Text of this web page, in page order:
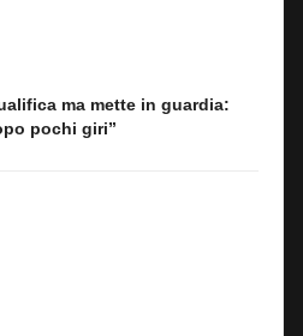
ma mette in guardia:
pochi giri”